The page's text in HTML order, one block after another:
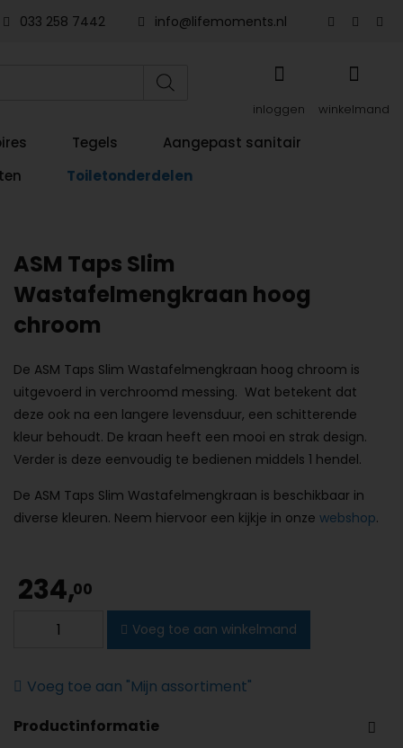
033 258 7442 info@lifemoments.nl
inloggen winkelmand
Tegels
Aangepast sanitair
Toiletonderdelen
ASM Taps Slim
Wastafelmengkraan hoog
chroom
De ASM Taps Slim Wastafelmengkraan hoog chroom is
uitgevoerd in verchroomd messing. Wat betekent dat
deze ook na een langere levensduur, een schitterende
kleur behoudt. De kraan heeft een mooi en strak design.
Verder is deze eenvoudig te bedienen middels 1 hendel.
De ASM Taps Slim Wastafelmengkraan is beschikbaar in
diverse kleuren. Neem hiervoor een kijkje in onze webshop.
234,00
Wastafelmengkraan
chroom
Voeg toe aan winkelmand
Voeg toe aan "Mijn assortiment"
Productinformatie